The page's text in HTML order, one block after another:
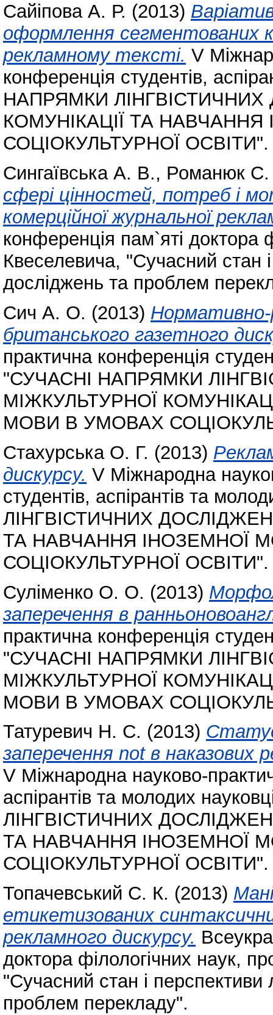
Сайіпова А. Р. (2013)
оформлення сегментованих
рекламному тексті. V
конференція студентів,
НАПРЯМКИ
КОМУНІКАЦІЇ ТА
СОЦІОКУЛЬТУРНОЇ ОСВІТИ".
Сингаївська А. В., Романюк
сфері цінностей, потреб і
комерційної журнальної
конференція пам`яті доктора
Квеселевича, "Сучасний стан
досліджень та проблем
Сич А. О. (2013) Нормативно-
британського газетного
практична конференція
"СУЧАСНІ НАПРЯМКИ
МІЖКУЛЬТУРНОЇ
МОВИ В УМОВАХ
Стахурська О. Г. (2013)
дискурсу. V Міжнародна
студентів, аспірантів та
ЛІНГВІСТИЧНИХ
ТА НАВЧАННЯ ІНОЗЕМНОЇ
СОЦІОКУЛЬТУРНОЇ ОСВІТИ".
Суліменко О. О. (2013)
заперечення в
практична конференція
"СУЧАСНІ НАПРЯМКИ
МІЖКУЛЬТУРНОЇ
МОВИ В УМОВАХ
Татуревич Н. С. (2013)
заперечення not в наказових
V Міжнародна науково-
аспірантів та молодих
ЛІНГВІСТИЧНИХ
ТА НАВЧАННЯ ІНОЗЕМНОЇ
СОЦІОКУЛЬТУРНОЇ ОСВІТИ".
Топачевський С. К. (2013)
етикетизованих
рекламного дискурсу.
доктора філологічних наук,
"Сучасний стан і перспективи
проблем перекладу".